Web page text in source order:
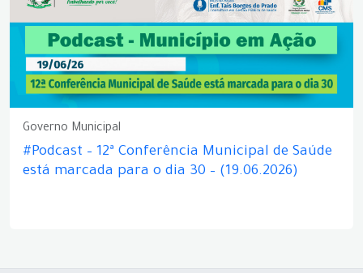
Governo Municipal
#Podcast – 12ª Conferência Municipal de Saúde
está marcada para o dia 30 – (19.06.2026)